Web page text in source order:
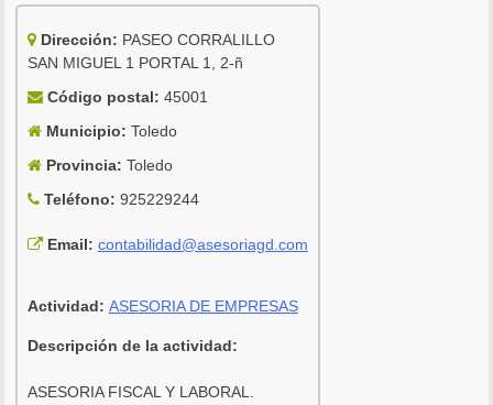
Dirección: PASEO CORRALILLO
SAN MIGUEL 1 PORTAL 1, 2-ñ
Código postal: 45001
Municipio: Toledo
Provincia: Toledo
Teléfono: 925229244
Email: contabilidad@asesoriagd.com
Actividad: ASESORIA DE EMPRESAS
Descripción de la actividad:
ASESORIA FISCAL Y LABORAL.